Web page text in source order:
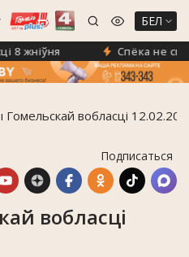
БЕЛ
Спёка не
Гомельскай вобласці
Подписаться
вобласці